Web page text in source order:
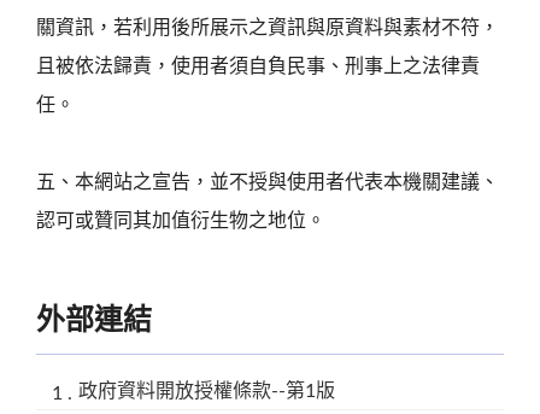
關資訊，若利用後所展示之資訊與原資料與素材不符，
且被依法歸責，使用者須自負民事、刑事上之法律責
任。
五、本網站之宣告，並不授與使用者代表本機關建議、
認可或贊同其加值衍生物之地位。
外部連結
政府資料開放授權條款--第1版